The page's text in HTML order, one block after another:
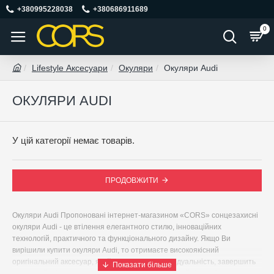
+380995228038 +380686911689
0
Lifestyle Аксесуари Окуляри Окуляри Audi
ОКУЛЯРИ AUDI
У цій категорії немає товарів.
ПРОДОВЖИТИ
Окуляри Audi Пропоновані інтернет-магазином «CORS» сонцезахисні
окуляри Audi - це втілення елегантного стилю, інноваційних
технологій, практичного та функціонального дизайну. Якщо Ви
вирішили купити окуляри Audi, то отримаєте високоякісний
оригінальний аксесуар, який підкреслить індивідуальність, завершить